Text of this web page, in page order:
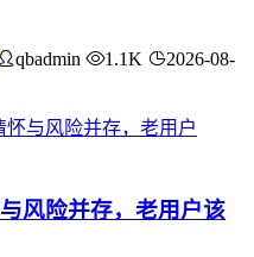
qbadmin 1.1K
2026-08-
风险并存，老用户该